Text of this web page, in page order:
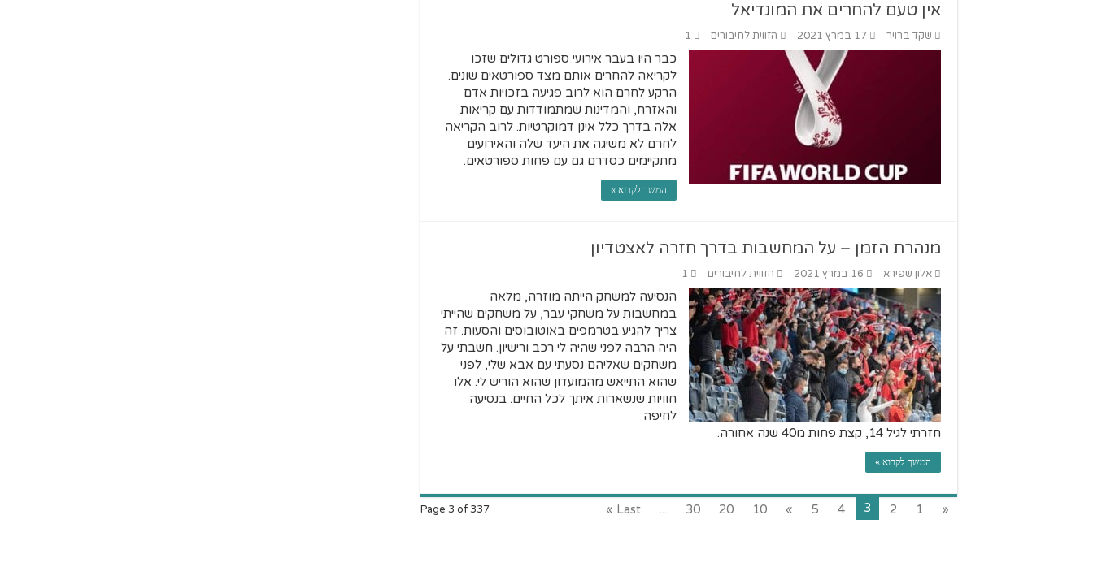
אין טעם להחרים את המונדיאל
שקד ברויר 17 במרץ 2021 הזווית לחיבורים 1
כבר היו בעבר אירועי ספורט גדולים שזכו
לקריאה להחרים אותם מצד ספורטאים שונים.
הרקע לחרם הוא לרוב פגיעה בזכויות אדם
והאזרח, והמדינות שמתמודדות עם קריאות
אלה בדרך כלל אינן דמוקרטיות. לרוב הקריאה
לחרם לא משיגה את היעד שלה והאירועים
מתקיימים כסדרם גם עם פחות ספורטאים.
המשך לקרוא »
מנהרת הזמן – על המחשבות בדרך חזרה לאצטדיון
אלון שפירא 16 במרץ 2021 הזווית לחיבורים 1
הנסיעה למשחק הייתה מוזרה, מלאה
במחשבות על משחקי עבר, על משחקים שהייתי
צריך להגיע בטרמפים באוטובוסים והסעות. זה
היה הרבה לפני שהיה לי רכב ורישיון. חשבתי על
משחקים שאליהם נסעתי עם אבא שלי, לפני
שהוא התייאש מהמועדון שהוא הוריש לי. אלו
חוויות שנשארות איתך לכל החיים. בנסיעה
לחיפה
חזרתי לגיל 14, קצת פחות מ40 שנה אחורה.
המשך לקרוא »
Page 3 of 337 «
1
2
3
4
5
»
10
20
30
...
Last »